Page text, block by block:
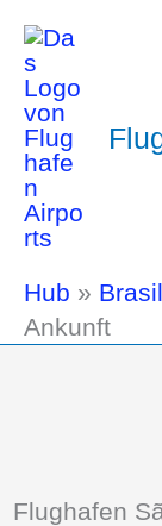
Hub »
Ankunft
Flughafen